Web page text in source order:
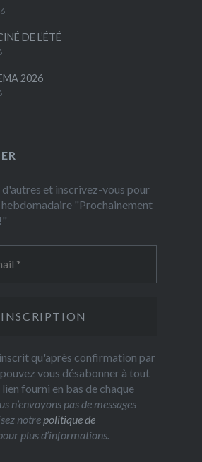
DE L’ÉTÉ
2026
d'autres et inscrivez-vous pour
"Prochainement
qu'après confirmation par
vous désabonner à tout
fourni en bas de chaque
n’envoyons pas de messages
notrepolitique de
plus d’informations.